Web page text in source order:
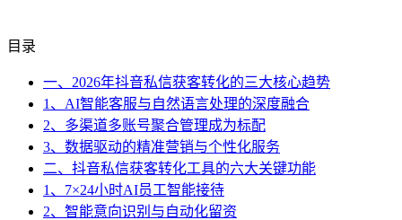
目录
一、2026年抖音私信获客转化的三大核心趋势
1、AI智能客服与自然语言处理的深度融合
2、多渠道多账号聚合管理成为标配
3、数据驱动的精准营销与个性化服务
二、抖音私信获客转化工具的六大关键功能
1、7×24小时AI员工智能接待
2、智能意向识别与自动化留资